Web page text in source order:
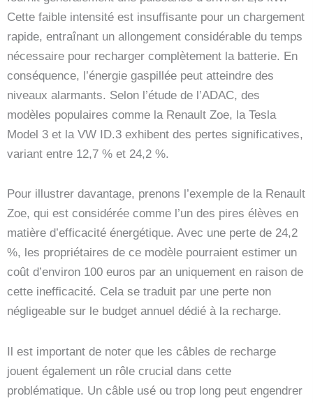
Cette faible intensité est insuffisante pour un chargement
rapide, entraînant un allongement considérable du temps
nécessaire pour recharger complètement la batterie. En
conséquence, l’énergie gaspillée peut atteindre des
niveaux alarmants. Selon l’étude de l’ADAC, des
modèles populaires comme la Renault Zoe, la Tesla
Model 3 et la VW ID.3 exhibent des pertes significatives,
variant entre 12,7 % et 24,2 %.
Pour illustrer davantage, prenons l’exemple de la Renault
Zoe, qui est considérée comme l’un des pires élèves en
matière d’efficacité énergétique. Avec une perte de 24,2
%, les propriétaires de ce modèle pourraient estimer un
coût d’environ 100 euros par an uniquement en raison de
cette inefficacité. Cela se traduit par une perte non
négligeable sur le budget annuel dédié à la recharge.
Il est important de noter que les câbles de recharge
jouent également un rôle crucial dans cette
problématique. Un câble usé ou trop long peut engendrer